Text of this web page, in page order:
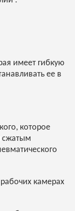
имеет гибкую
ее в
которое
сжатым
камерах